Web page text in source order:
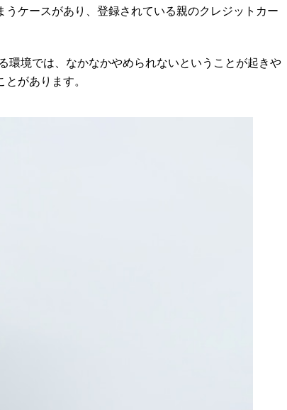
ケースがあり、登録されている親のクレジットカー
環境では、なかなかやめられないということが起きや
があります。